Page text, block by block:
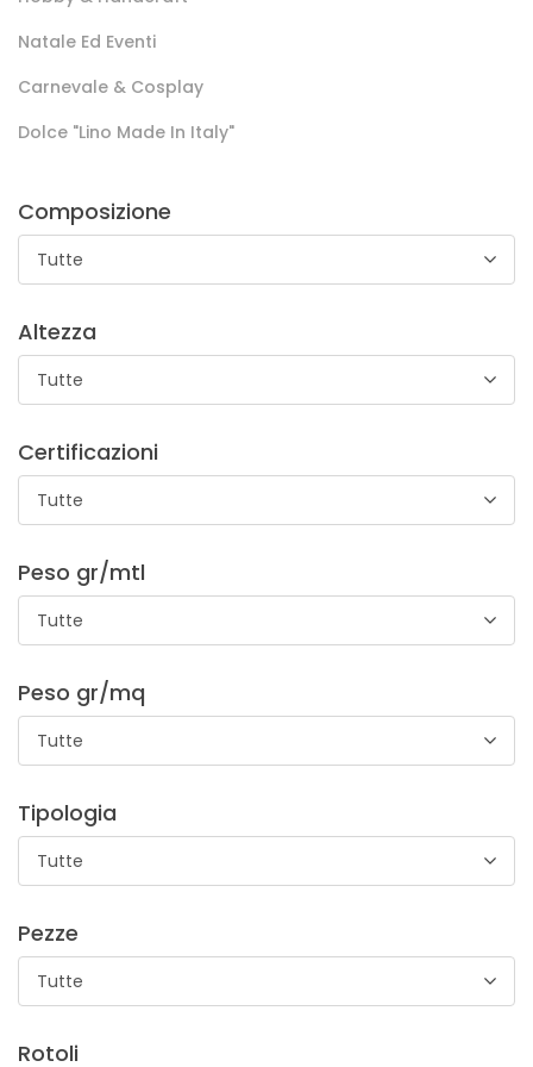
Rigatino adatto per foderare tasche dei pantaloni
STANDARD 100 by OEKO-TEX®
Il rigatino è un tessuto caratterizzato da righe visibili sulla
sua superficie, il che dona al tessuto un tocco distintivo . Le
tasche in rigatino possono essere integrate in capi di
abbigliamento come pantaloni, camicie o giacche.
Natale Ed Eventi
Carnevale & Cosplay
Dolce "lino Made In Italy"
Composizione
Tutte
Altezza
Tutte
Certificazioni
Tutte
Peso gr/mtl
Tutte
Peso gr/mq
Tutte
Tipologia
Tutte
Pezze
Tutte
Rotoli